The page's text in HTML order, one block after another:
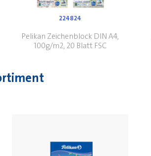
224824
Pelikan Zeichenblock DIN A4,
100g/m2, 20 Blatt FSC